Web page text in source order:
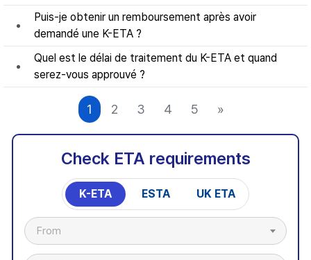
Puis-je obtenir un remboursement après avoir
demandé une K-ETA ?
Quel est le délai de traitement du K-ETA et quand
serez-vous approuvé ?
1 2 3 4 5 »
Check ETA requirements
K-ETA ESTA UK ETA
From